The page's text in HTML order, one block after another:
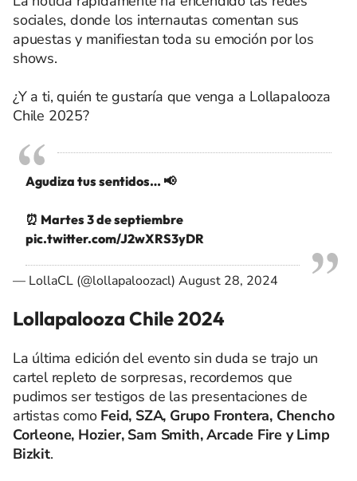
sociales, donde los internautas comentan sus
apuestas y manifiestan toda su emoción por los
shows.
¿Y a ti, quién te gustaría que venga a Lollapalooza
Chile 2025?
Agudiza tus sentidos… 📢
⏰ Martes 3 de septiembre
pic.twitter.com/J2wXRS3yDR
— LollaCL (@lollapaloozacl) August 28, 2024
Lollapalooza Chile 2024
La última edición del evento sin duda se trajo un
cartel repleto de sorpresas, recordemos que
pudimos ser testigos de las presentaciones de
artistas como Feid, SZA, Grupo Frontera, Chencho
Corleone, Hozier, Sam Smith, Arcade Fire y Limp
Bizkit.